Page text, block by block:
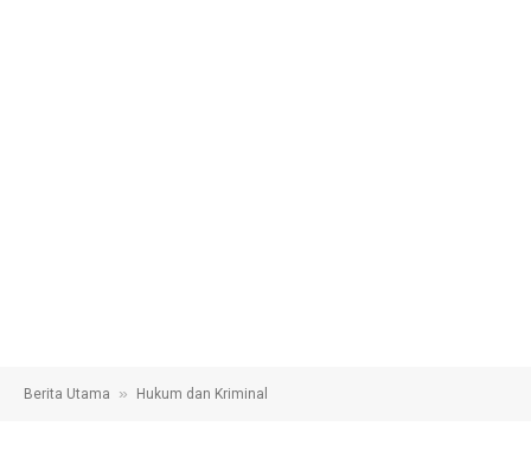
Berita Utama » Hukum dan Kriminal